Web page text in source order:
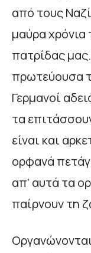
από τους
μαύρα χρόνια
πατρίδας
πρωτεύουσα
Γερμανοί
τα
είναι και
ορφανά
απ’ αυτά τα
παίρνουν τη